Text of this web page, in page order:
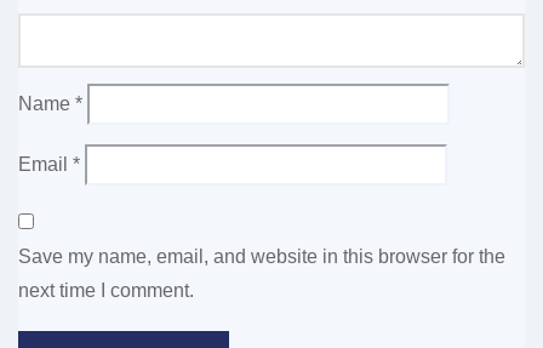
Name *
Email *
Save my name, email, and website in this browser for the
next time I comment.